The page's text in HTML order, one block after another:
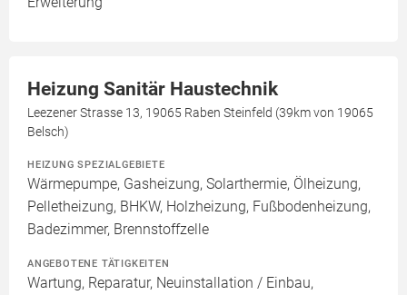
Heizung Sanitär Haustechnik
Leezener Strasse 13, 19065 Raben Steinfeld (39km von 19065
Belsch)
HEIZUNG SPEZIALGEBIETE
Wärmepumpe, Gasheizung, Solarthermie, Ölheizung,
Pelletheizung, BHKW, Holzheizung, Fußbodenheizung,
Badezimmer, Brennstoffzelle
ANGEBOTENE TÄTIGKEITEN
Wartung, Reparatur, Neuinstallation / Einbau,